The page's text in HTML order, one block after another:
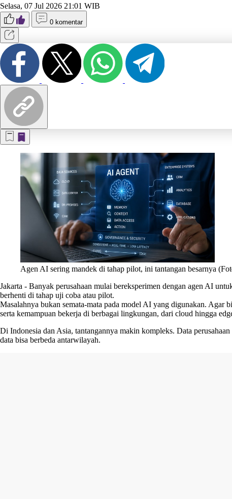
Selasa, 07 Jul 2026 21:01 WIB
0 komentar
Agen AI sering mandek di tahap pilot, ini tantangan besarnya
Jakarta - Banyak perusahaan mulai bereksperimen dengan agen AI
berhenti di tahap uji coba atau pilot.
Masalahnya bukan semata-mata pada model AI yang digunakan. Agar
serta kemampuan bekerja di berbagai lingkungan, dari cloud hingga
Di Indonesia dan Asia, tantangannya makin kompleks. Data
data bisa berbeda antarwilayah.